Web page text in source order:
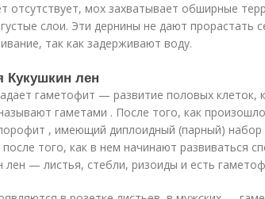
отсутствует, мох захватывает обширные
слои. Эти дернины не дают прорастать
так как задерживают воду.
Кукушкин лен
гаметофит — развитие половых клеток,
гаметами . После того, как
, имеющий диплоидный (парный)
того, как в нем начинают развиваться
лен — листья, стебли, ризоиды и есть